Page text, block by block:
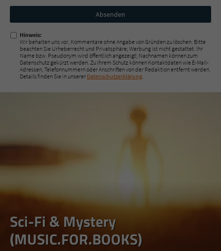
Nicht
ausfüllen!
Hinweis:
Wir behalten uns vor, Kommentare ohne Angabe von Gründen zu löschen. Bitte
beachten Sie Urheberrecht und Privatsphäre; Werbung ist nicht gestattet. Ihr
Name bzw. Pseudonym wird öffentlich angezeigt; Nachnamen können zum
Datenschutz gekürzt werden. Zu Ihrem Schutz können Kontaktdaten wie E-Mail-
Adressen, Telefonnummern oder Anschriften von der Redaktion entfernt werden.
Details finden Sie in unserer Datenschutzerklärung
Sci-Fi & Mystery
(MUSIC.FOR.BOOKS)